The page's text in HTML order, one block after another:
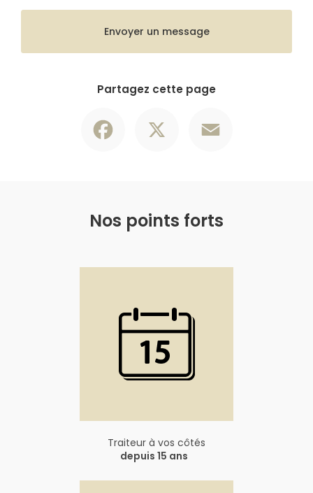
Envoyer un message
Partagez cette page
Nos points forts
Traiteur à vos côtés
depuis 15 ans